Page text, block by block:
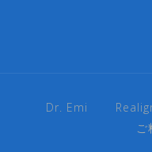
Dr. Emi
ご